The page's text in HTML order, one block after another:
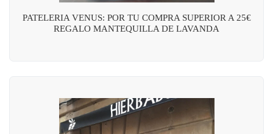
PATELERIA VENUS: POR TU COMPRA SUPERIOR A 25€
REGALO MANTEQUILLA DE LAVANDA